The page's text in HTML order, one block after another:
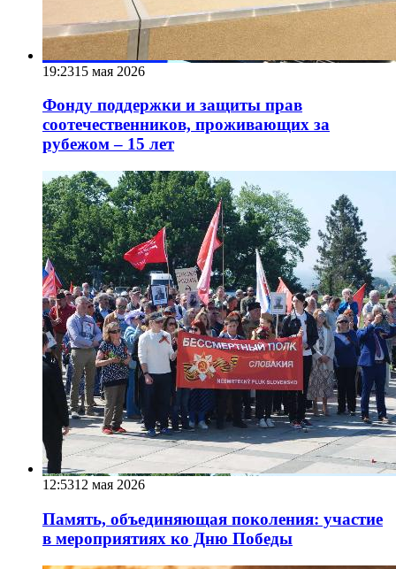
19:2315 мая 2026
Фонду поддержки и защиты прав
соотечественников, проживающих за
рубежом – 15 лет
12:5312 мая 2026
Память, объединяющая поколения: участие
в мероприятиях ко Дню Победы